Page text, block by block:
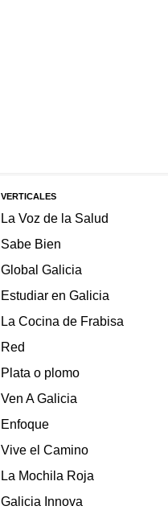
VERTICALES
La Voz de la Salud
Sabe Bien
Global Galicia
Estudiar en Galicia
La Cocina de Frabisa
Red
Plata o plomo
Ven A Galicia
Enfoque
Vive el Camino
La Mochila Roja
Galicia Innova